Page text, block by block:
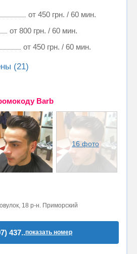
от 450 грн. / 60 мин.
от 800 грн. / 60 мин.
от 450 грн. / 60 мин.
(21)
Barb
16 фото
18 р-н. Приморский
437..показать номер